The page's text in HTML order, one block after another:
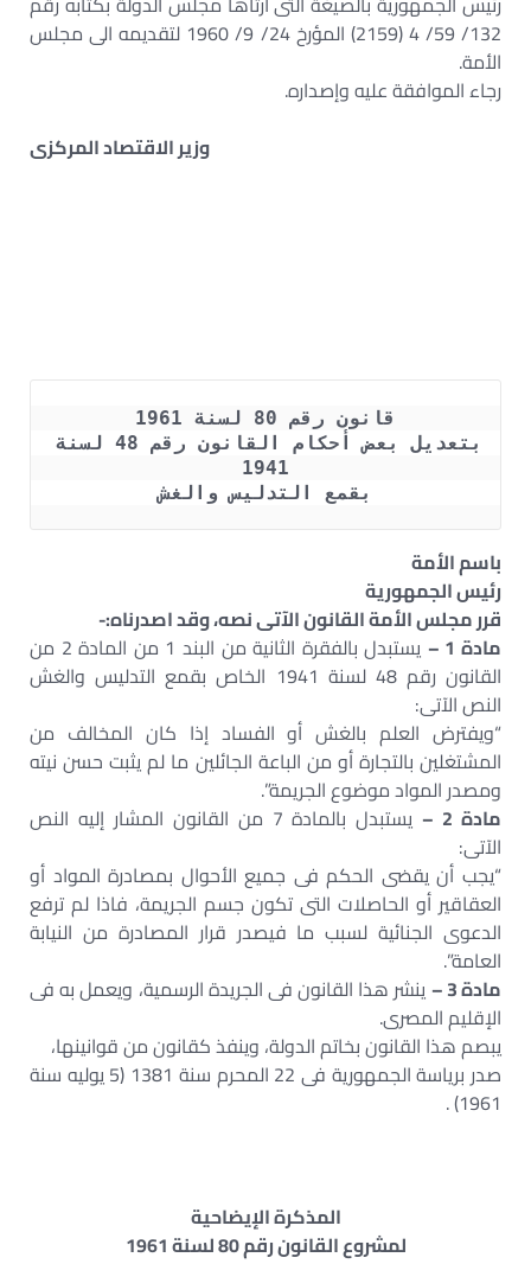
132/ 59/ 4 (2159) المؤرخ 24/ 9/ 1960 لتقديمه الى مجلس
الأمة.
رجاء الموافقة عليه وإصداره.
وزير الاقتصاد المركزى
قانون رقم 80 لسنة 1961
1941
بقمع التدليس والغش
باسم الأمة
رئيس الجمهورية
قرر مجلس الأمة القانون الآتى نصه، وقد اصدرناه:-
مادة 1 –
يستبدل بالفقرة الثانية من البند 1 من المادة 2 من
القانون رقم 48 لسنة 1941 الخاص بقمع التدليس والغش
النص الآتى:
“ويفترض العلم بالغش أو الفساد إذا كان المخالف من
المشتغلين بالتجارة أو من الباعة الجائلين ما لم يثبت حسن نيته
ومصدر المواد موضوع الجريمة”.
مادة 2 –
يستبدل بالمادة 7 من القانون المشار إليه النص
الآتى:
“يجب أن يقضى الحكم فى جميع الأحوال بمصادرة المواد أو
العقاقير أو الحاصلات التى تكون جسم الجريمة، فاذا لم ترفع
الدعوى الجنائية لسبب ما فيصدر قرار المصادرة من النيابة
العامة”.
مادة 3 –
ينشر هذا القانون فى الجريدة الرسمية، ويعمل به فى
الإقليم المصرى.
يبصم هذا القانون بخاتم الدولة، وينفذ كقانون من قوانينها،
صدر برياسة الجمهورية فى 22 المحرم سنة 1381 (5 يوليه سنة
1961) .
المذكرة الإيضاحية
لمشروع القانون رقم 80 لسنة 1961